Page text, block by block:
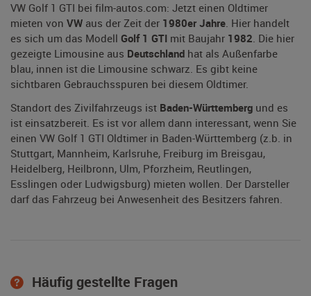
VW Golf 1 GTI bei film-autos.com: Jetzt einen Oldtimer
mieten von VW aus der Zeit der 1980er Jahre. Hier handelt
es sich um das Modell Golf 1 GTI mit Baujahr 1982. Die hier
gezeigte Limousine aus Deutschland hat als Außenfarbe
blau, innen ist die Limousine schwarz. Es gibt keine
sichtbaren Gebrauchsspuren bei diesem Oldtimer.
Standort des Zivilfahrzeugs ist Baden-Württemberg und es
ist einsatzbereit. Es ist vor allem dann interessant, wenn Sie
einen VW Golf 1 GTI Oldtimer in Baden-Württemberg (z.b. in
Stuttgart, Mannheim, Karlsruhe, Freiburg im Breisgau,
Heidelberg, Heilbronn, Ulm, Pforzheim, Reutlingen,
Esslingen oder Ludwigsburg) mieten wollen. Der Darsteller
darf das Fahrzeug bei Anwesenheit des Besitzers fahren.
Häufig gestellte Fragen